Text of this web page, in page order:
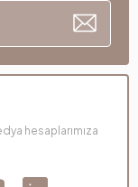
hesaplarımıza